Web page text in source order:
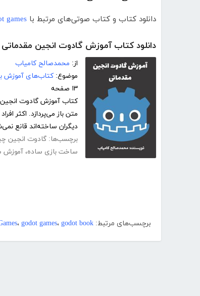
دانلود کتاب و کتاب صوتی‌های مرتبط با games
دانلود کتاب آموزش گادوت انجین مقدماتی
از: محمدصالح کامیاب
موضوع: کتاب‌های آموزش
۱۳ صفحه
کتاب آموزش گادوت انجین
متن باز می‌پردازد. اکثر
دیگران ساخته‌اند قانع
برچسب‌ها: گادوت انجین
ساخت بازی ساده، آموزش
برچسب‌های مرتبط: ، godot games، godot book